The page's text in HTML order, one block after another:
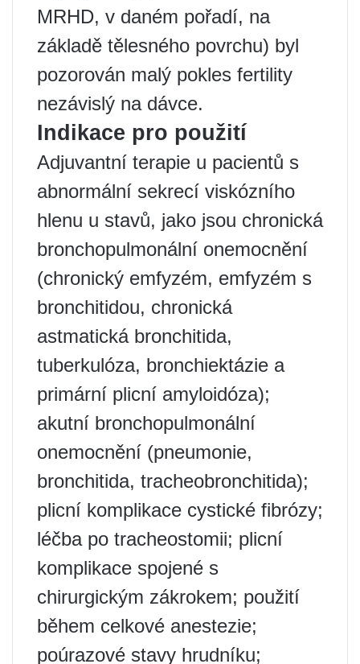
MRHD, v daném pořadí, na
základě tělesného povrchu) byl
pozorován malý pokles fertility
nezávislý na dávce.
Indikace pro použití
Adjuvantní terapie u pacientů s
abnormální sekrecí viskózního
hlenu u stavů, jako jsou chronická
bronchopulmonální onemocnění
(chronický emfyzém, emfyzém s
bronchitidou, chronická
astmatická bronchitida,
tuberkulóza, bronchiektázie a
primární plicní amyloidóza);
akutní bronchopulmonální
onemocnění (pneumonie,
bronchitida, tracheobronchitida);
plicní komplikace cystické fibrózy;
léčba po tracheostomii; plicní
komplikace spojené s
chirurgickým zákrokem; použití
během celkové anestezie;
poúrazové stavy hrudníku;